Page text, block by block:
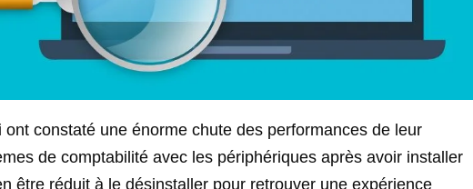
constaté une énorme chute des performances de leur
de comptabilité avec les périphériques après avoir installer
être réduit à le désinstaller pour retrouver une expérience